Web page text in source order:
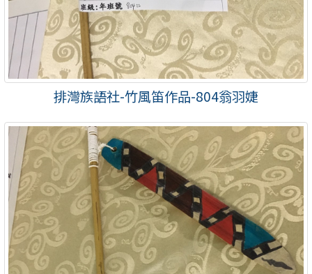
排灣族語社-竹風笛作品-804翁羽婕